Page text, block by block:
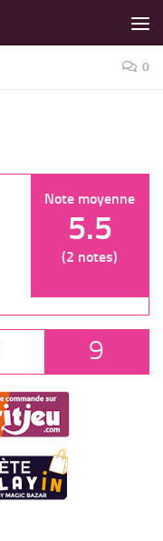
0
Note moyenne
5.5
(2 notes)
9